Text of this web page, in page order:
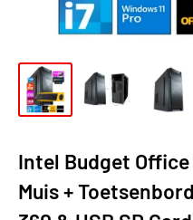
Intel Budget Office
Muis +